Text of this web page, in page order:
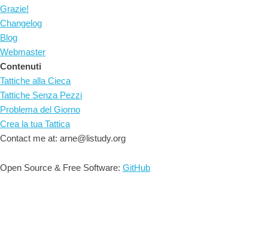
Grazie!
Changelog
Blog
Webmaster
Contenuti
Tattiche alla Cieca
Tattiche Senza Pezzi
Problema del Giorno
Crea la tua Tattica
Contact me at: arne@listudy.org
Open Source & Free Software: GitHub